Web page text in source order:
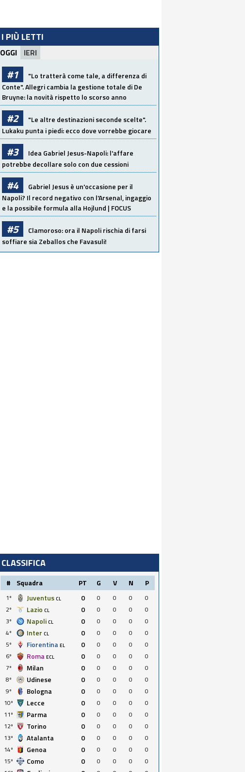
I PIÙ LETTI
OGGI IERI
#1
"Lo tratterà come tale, a differenza di
Conte". Allegri cambia la gestione totale di De
Bruyne: la novità rispetto lo scorso anno
#2
"Le altre destinazioni seconde scelte".
Lukaku punta i piedi: ecco dove vorrebbe giocare
#3
Idea Gabriel Jesus-Napoli: l'affare
potrebbe decollare solo con due cessioni
#4
Gabriel Jesus è un'occasione per il
Napoli? Il record negativo con l'Arsenal, ingaggio
e la possibile formula alla Hojlund | FOCUS
#5
Clamoroso: ora il Napoli rischia di farsi
soffiare sia Zeballos che Favasuli!
CLASSIFICA
# Squadra PT G V N P
1º Juventus CL 0 0 0 0
0
2º
Lazio CL 0 0 0 0
0
3º
Napoli CL 0 0 0 0
0
4º
Inter CL 0 0 0 0
0
5º
Fiorentina EL 0 0 0 0
0
6º
Roma ECL 0 0 0 0
0
7º
Milan 0 0 0 0
0
8º
Udinese 0 0 0 0
0
9º
Bologna 0 0 0 0
0
10º
Lecce 0 0 0 0
0
11º
Parma 0 0 0 0
0
12º
Torino 0 0 0 0
0
13º
Atalanta 0 0 0 0
0
14º
Genoa 0 0 0 0
0
15º
Como 0 0 0 0
0